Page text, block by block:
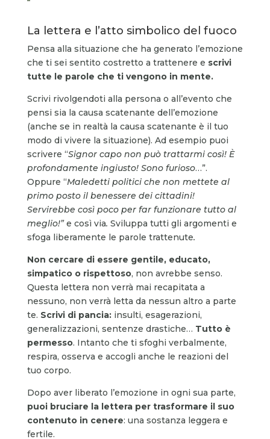
La lettera e l’atto simbolico del fuoco
Pensa alla situazione che ha generato l’emozione
che ti sei sentito costretto a trattenere e scrivi
tutte le parole che ti vengono in mente.
Scrivi rivolgendoti alla persona o all’evento che
pensi sia la causa scatenante dell’emozione
(anche se in realtà la causa scatenante è il tuo
modo di vivere la situazione). Ad esempio puoi
scrivere “Signor capo non può trattarmi così! È
profondamente ingiusto! Sono furioso…”.
Oppure “Maledetti politici che non mettete al
primo posto il benessere dei cittadini!
Servirebbe così poco per far funzionare tutto al
meglio!”e così via. Sviluppa tutti gli argomenti e
sfoga liberamente le parole trattenute.
Non cercare di essere gentile, educato,
simpatico o rispettoso, non avrebbe senso.
Questa lettera non verrà mai recapitata a
nessuno, non verrà letta da nessun altro a parte
te. Scrivi di pancia: insulti, esagerazioni,
generalizzazioni, sentenze drastiche… Tutto è
permesso. Intanto che ti sfoghi verbalmente,
respira, osserva e accogli anche le reazioni del
tuo corpo.
Dopo aver liberato l’emozione in ogni sua parte,
puoi bruciare la lettera per trasformare il suo
contenuto in cenere: una sostanza leggera e
fertile.